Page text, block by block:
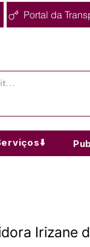
Portal da
Irizane